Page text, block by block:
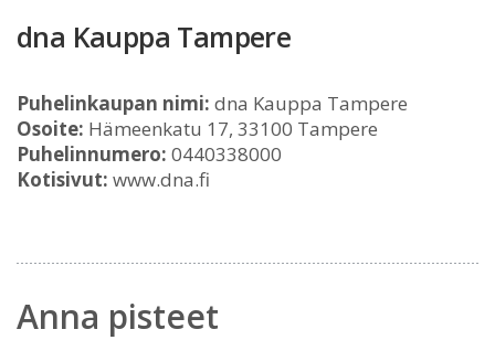
dna Kauppa Tampere
Puhelinkaupan nimi: dna Kauppa Tampere
Osoite: Hämeenkatu 17, 33100 Tampere
Puhelinnumero: 0440338000
Kotisivut: www.dna.fi
Anna pisteet